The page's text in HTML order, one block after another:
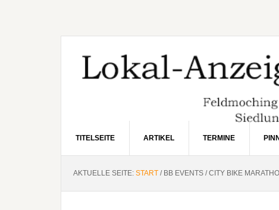
TITELSEITE ARTIKEL TERMINE
AKTUELLE SEITE: START /BB EVENTS /CITY BIKE